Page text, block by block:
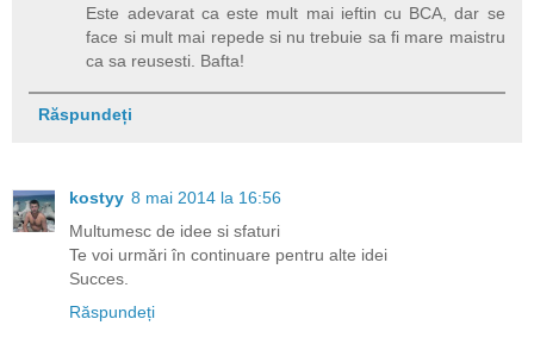
Este adevarat ca este mult mai ieftin cu BCA, dar se
face si mult mai repede si nu trebuie sa fi mare maistru
ca sa reusesti. Bafta!
Răspundeți
kostyy 8 mai 2014 la 16:56
Multumesc de idee si sfaturi
Te voi urmări în continuare pentru alte idei
Succes.
Răspundeți